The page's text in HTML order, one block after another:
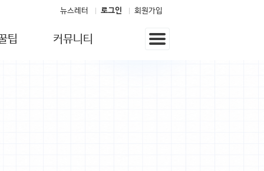
뉴스레터 로그인 회원가입
팁 커뮤니티